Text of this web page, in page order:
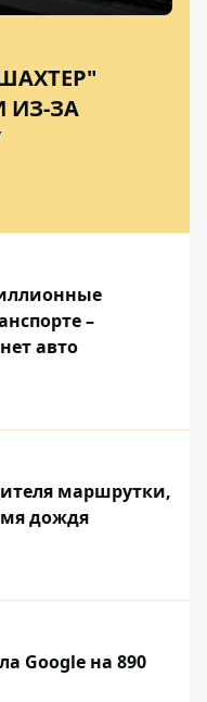
ИЗ-ЗА
–
авто
маршрутки,
дождя
Google на 890